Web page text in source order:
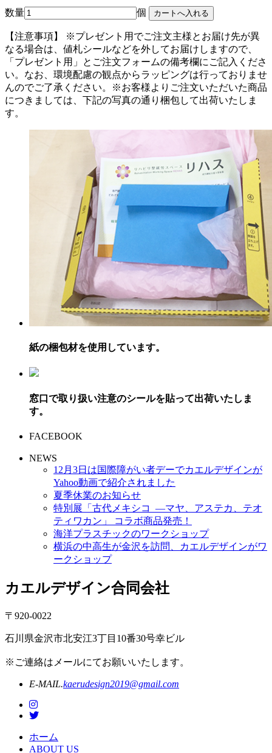
数量 個
【注意事項】
※プレゼント用でご注文主様とお届け先が異
なる場合は、値札シールなどを外してお届けしますので、
「プレゼント用」とご注文フォームの備考欄にご記入くださ
い。 なお、環境配慮の観点からラッピングは行っておりませ
んのでご了承ください。
※お客様よりご注文いただいた商品
につきましては、下記の写真の通り梱包して出荷いたしま
す。
紙の梱包材を使用しています。
窓口で取り扱い注意のシールを貼って出荷いたしま
す。
FACEBOOK
NEWS
12月3日は国際障がい者デーでカエルデザインが
Yahoo動画で紹介されました
夏季休業のお知らせ
特別展「古代メキシコ ―マヤ、アステカ、テオ
ティワカン」 コラボ商品発売！
海洋プラスチックのワークショップ
横浜の中高生が金沢を訪問、カエルデザインがワ
ークショップ
カエルデザイン合同会社
〒920-0022
石川県金沢市北安江3丁目10番30号幸ビル
※ご連絡はメールにてお願いいたします。
E-MAIL.kaerudesign2019@gmail.com
ホーム
ABOUT US